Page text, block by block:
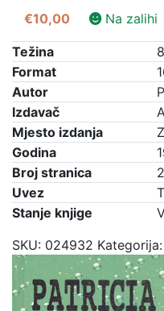
€10,00 Na zalihi
Težina
Format
Autor
Izdavač
Mjesto izdanja
Godina
Broj stranica
Uvez
Stanje knjige
SKU: 024932 Kategorija: